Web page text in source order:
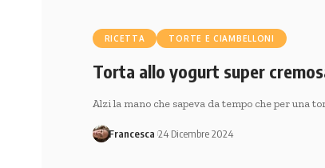
RICETTA TORTE E CIAMBELLONI
Torta allo yogurt super
Alzi la mano che sapeva da tempo che per una
Francesca 24 Dicembre 2024